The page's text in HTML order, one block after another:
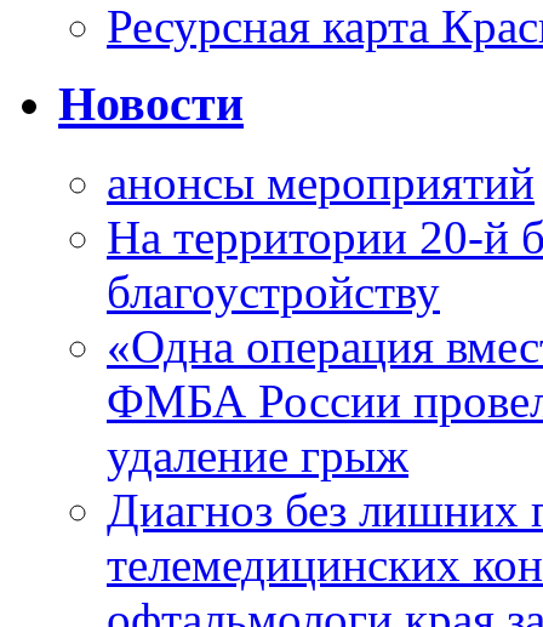
Ресурсная карта
Новости
анонсы мероприятий
На территории 20-й
благоустройству
«Одна операция
ФМБА России
удаление грыж
Диагноз без лишних
телемедицинских